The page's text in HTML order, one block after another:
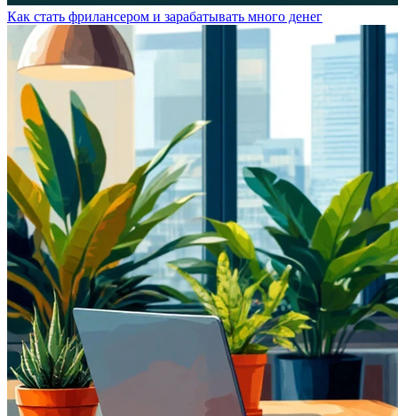
Как стать фрилансером и зарабатывать много денег